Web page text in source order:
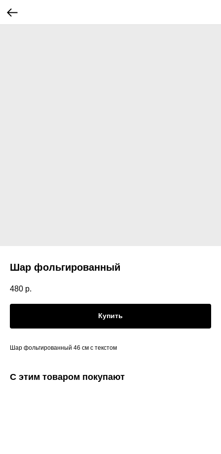
Шар фольгированный
480 р.
Купить
Шар фольгированный 46 см с текстом
С этим товаром покупают